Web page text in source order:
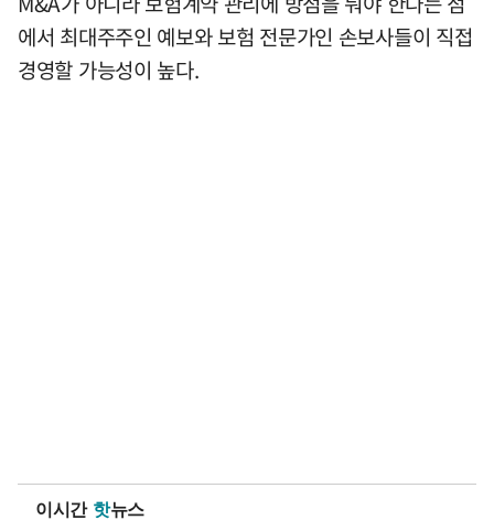
에서 최대주주인 예보와 보험 전문가인 손보사들이 직접
경영할 가능성이 높다.
이시간 핫뉴스